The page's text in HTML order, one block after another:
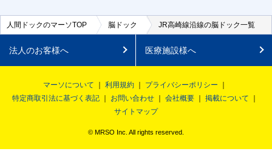
人間ドックのマーソTOP 脳ドック JR高崎線沿線の脳ドック一覧
法人のお客様へ 医療施設様へ
マーソについて 利用規約
プライバシーポリシー
特定商取引法に基づく表記
お問い合わせ 会社概要
掲載について
サイトマップ
© MRSO Inc. All rights reserved.